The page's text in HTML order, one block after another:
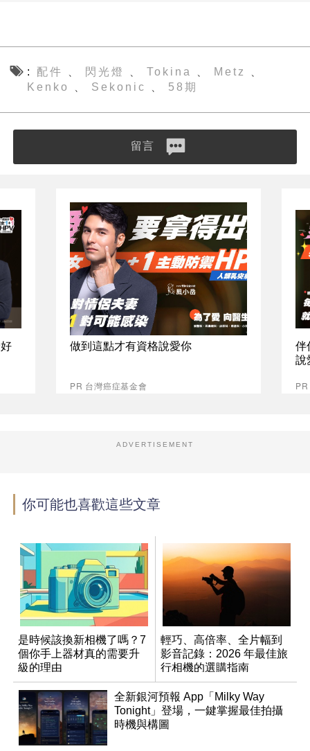
配件 閃光燈 Tokina Metz
Kenko Sekonic 58期
留言
做到這點才有資格說愛你
PR 台灣癌症基金會
伴
說
ADVERTISEMENT
你可能也喜歡這些文章
是時候該換新相機了嗎？7
個你手上器材真的需要升
級的理由
輕巧、高倍率、全片幅到
影音記錄：2026 年最佳旅
行相機的選購指南
全新銀河預報 App「Milky Way
Tonight」登場，一鍵掌握最佳拍攝
時機與構圖